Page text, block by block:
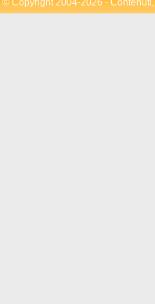
© Copyright 2004-2026 -